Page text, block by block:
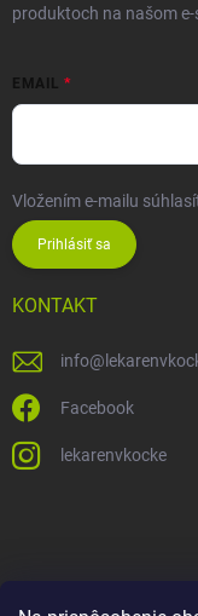
produktoch na našom e-
EMAIL
Vložením e-mailu
Prihlásiť sa
KONTAKT
info@
Facebook
lekarenvkocke